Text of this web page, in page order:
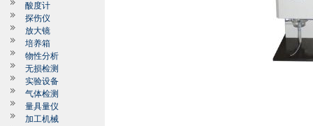
酸度计
探伤仪
放大镜
培养箱
物性分析
无损检测
实验设备
气体检测
量具量仪
加工机械